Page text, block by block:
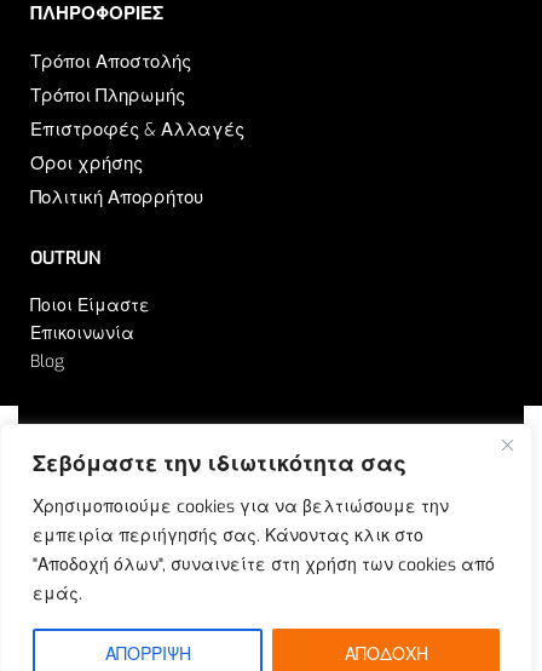
Σεβόμαστε την ιδιωτικότητα σας
Χρησιμοποιούμε cookies για να βελτιώσουμε την
εμπειρία περιήγησής σας. Κάνοντας κλικ στο
"Αποδοχή όλων", συναινείτε στη χρήση των cookies από
εμάς.
ΑΠΟΡΡΙΨΗ ΑΠΟΔΟΧΗ
ΠΛΗΡΟΦΟΡΙΕΣ​
Τρόποι Αποστολής
Τρόποι Πληρωμής
Επιστροφές & Αλλαγές
Όροι χρήσης
Πολιτική Απορρήτου
OUTRUN
Ποιοι Είμαστε
Επικοινωνία
Blog
ETOUCH